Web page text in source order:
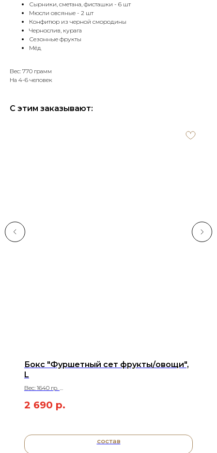
Сырники, сметана, фисташки - 6 шт
Мюсли овсяные - 2 шт
Конфитюр из черной смородины
Чернослив, курага
Сезонные фрукты
Мёд
Вес: 770 грамм
На 4-6 человек
С этим заказывают:
Бокс "Фуршетный сет фрукты/овощи",
L
Вес: 1640 гр.
2 690 р.
состав